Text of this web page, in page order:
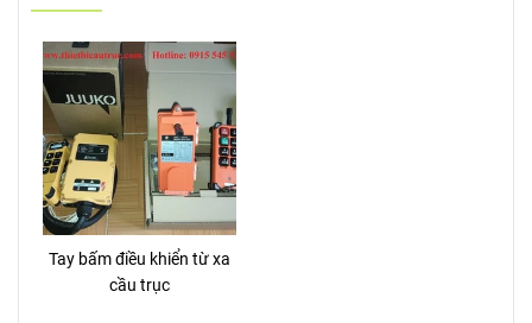
Tay bấm điều khiển từ xa
cầu trục